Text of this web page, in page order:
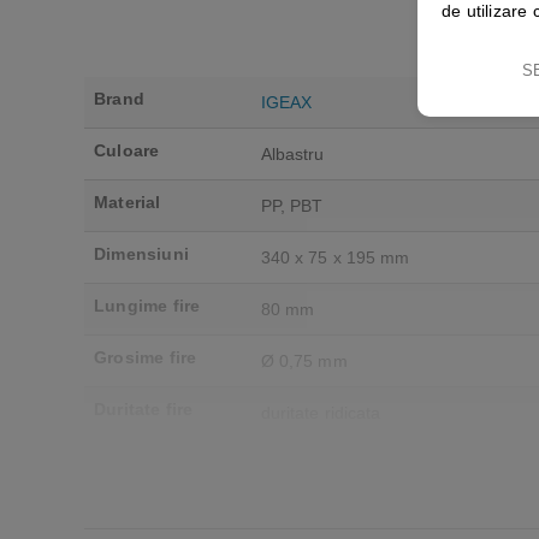
Brand IGEAX
Culoare Albastru
Material PP, PBT
Dimensiuni 340 x 75 x 195 mm
Lungime fire 80 mm
de utilizare